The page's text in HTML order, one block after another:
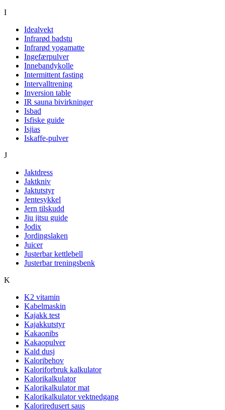
I
Idealvekt
Infrarød badstu
Infrarød yogamatte
Ingefærpulver
Innebandykolle
Intermittent fasting
Intervalltrening
Inversion table
IR sauna bivirkninger
Isbad
Isfiske guide
Isjias
Iskaffe-pulver
J
Jaktdress
Jaktkniv
Jaktutstyr
Jentesykkel
Jern tilskudd
Jiu jitsu guide
Jodix
Jordingslaken
Juicer
Justerbar kettlebell
Justerbar treningsbenk
K
K2 vitamin
Kabelmaskin
Kajakk test
Kajakkutstyr
Kakaonibs
Kakaopulver
Kald dusj
Kaloribehov
Kaloriforbruk kalkulator
Kalorikalkulator
Kalorikalkulator mat
Kalorikalkulator vektnedgang
Kaloriredusert saus